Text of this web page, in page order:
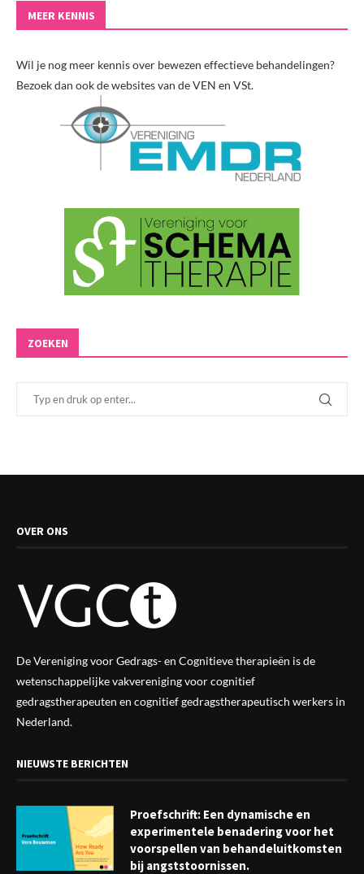
MEER KENNIS
Wil je nog meer kennis over bewezen effectieve behandelingen?
Bezoek dan ook de websites van de VEN en VSt.
ZOEKEN
OVER ONS
De Vereniging voor Gedrags- en Cognitieve therapieën is de
wetenschappelijke vakverenigingvoor cognitief
gedragstherapeuten en cognitief gedragstherapeutisch werkers in
Nederland.
NIEUWSTE BERICHTEN
Proefschrift: Een dynamische en
experimentele benadering voor het
voorspellen van behandeluitkomsten
bij angststoornissen.